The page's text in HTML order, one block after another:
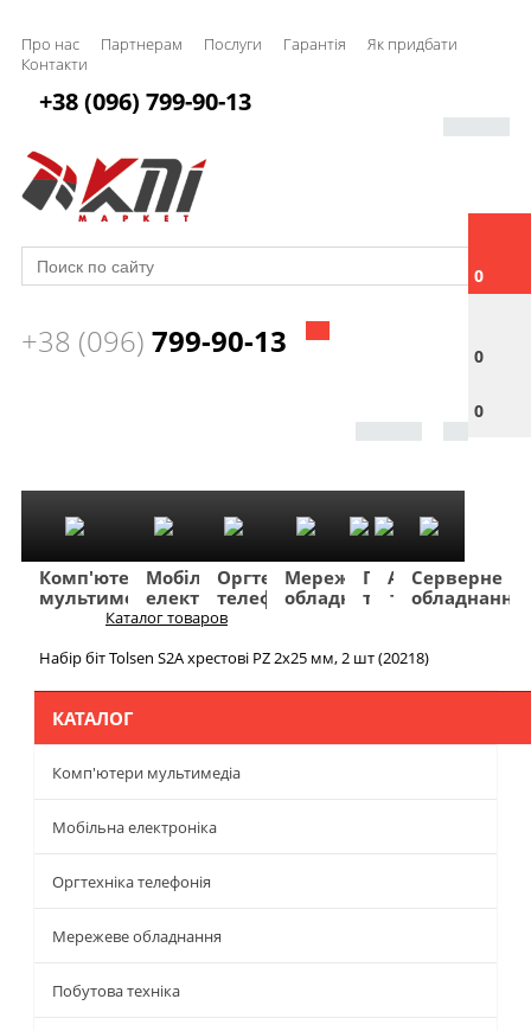
Про нас Партнерам Послуги Гарантія
Як придбати
Контакти
0
0
0
+38 (096) 799-90-13
+38 (096) 799-90-13
Комп'ютери
мультимедіа
Мобільна
електроніка
Оргтехніка
телефонія
Мережеве
обладнання
Побутова
техніка
TV
та
Фото
та
Авто
та
Серверне
обладнання
Каталог товаров
Набір біт Tolsen S2A хрестові PZ 2х25 мм, 2 шт (20218)
КАТАЛОГ
Комп'ютери мультимедіа
Мобільна електроніка
Оргтехніка телефонія
Мережеве обладнання
Побутова техніка